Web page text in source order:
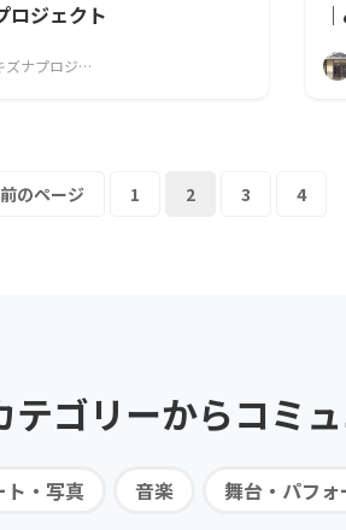
ロジェクト
キズナプロジェクト
前のページ 1 2 3 4
テゴリーからコミ
ト・写真 音楽 舞台・パフォ